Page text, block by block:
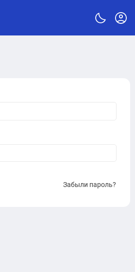
Забыли пароль?